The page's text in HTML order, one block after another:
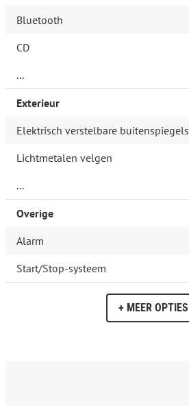
Bluetooth
CD
...
Exterieur
Elektrisch verstelbare buitenspiegels
Lichtmetalen velgen
...
Overige
Alarm
Start/Stop-systeem
+ MEER OPTIES